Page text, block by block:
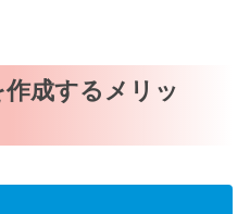
成するメリッ